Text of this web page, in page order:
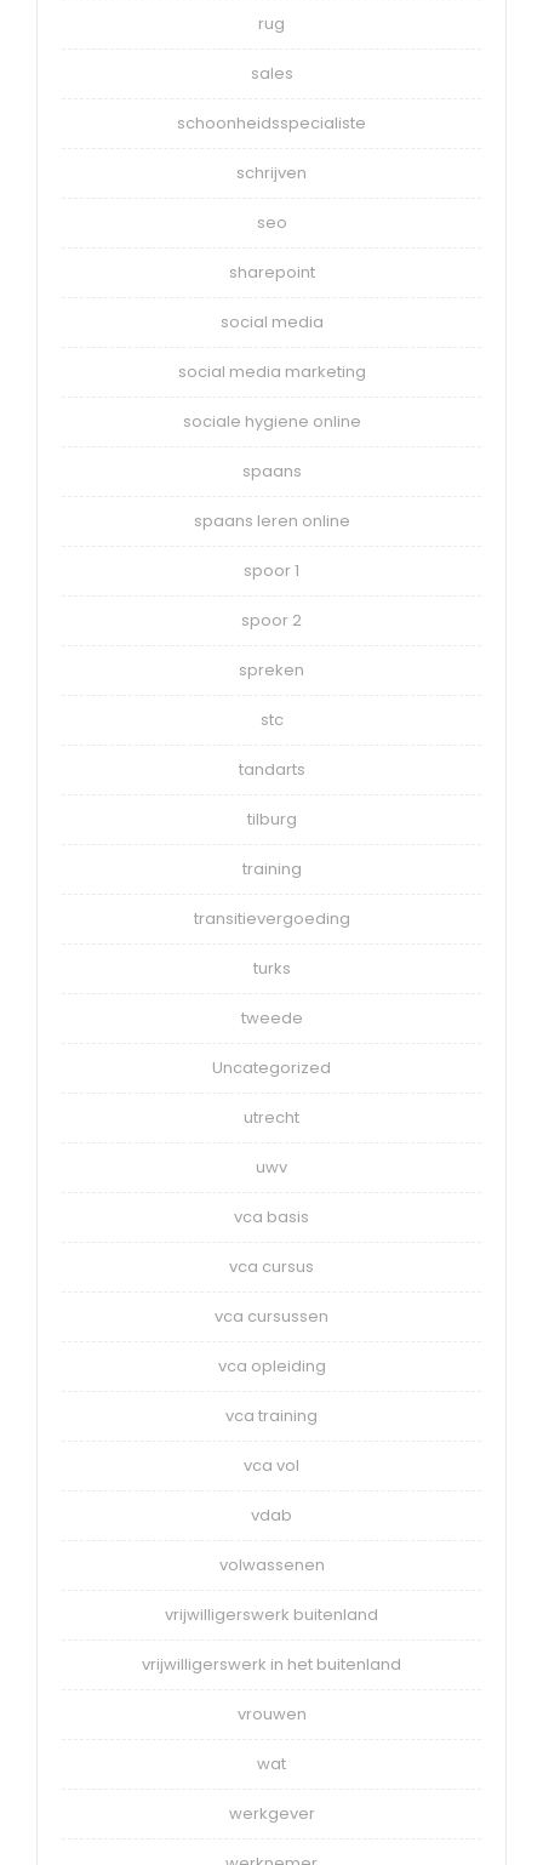
rug
sales
schoonheidsspecialiste
schrijven
seo
sharepoint
social media
social media marketing
sociale hygiene online
spaans
spaans leren online
spoor 1
spoor 2
spreken
stc
tandarts
tilburg
training
transitievergoeding
turks
tweede
Uncategorized
utrecht
uwv
vca basis
vca cursus
vca cursussen
vca opleiding
vca training
vca vol
vdab
volwassenen
vrijwilligerswerk buitenland
vrijwilligerswerk in het buitenland
vrouwen
wat
werkgever